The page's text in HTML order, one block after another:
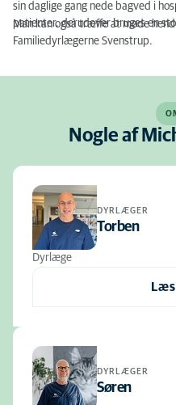
sin daglige gang nede bagved i
patienter, derudover bruges en
Man kan også træffe at møde
Familiedyrlægerne Svenstrup.
Nogle af
DYRLÆGER
Torben
Dyrlæge
DYRLÆGER
Søren